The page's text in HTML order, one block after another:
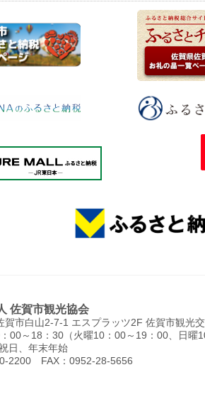
佐賀市観光協会
賀市白山2-7-1 エスプラッツ2F 佐賀市観光
00～18：30（火曜10：00～19：00、日曜
日、年末年始
2200 FAX：0952-28-5656